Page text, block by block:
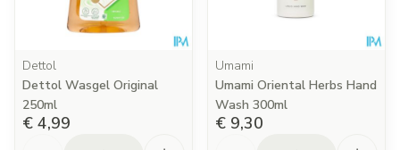
Dettol
Dettol Wasgel Original
250ml
€ 4,99
Umami
Umami Oriental Herbs Hand
Wash 300ml
€ 9,30